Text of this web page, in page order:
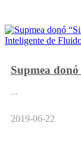
...
2019-06-22